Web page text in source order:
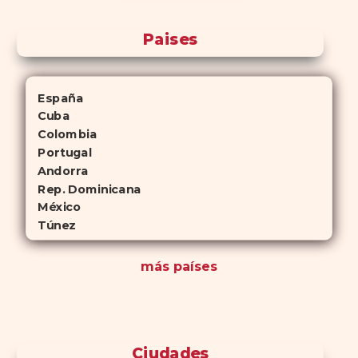
Paises
España
Cuba
Colombia
Portugal
Andorra
Rep. Dominicana
México
Túnez
más países
Ciudades